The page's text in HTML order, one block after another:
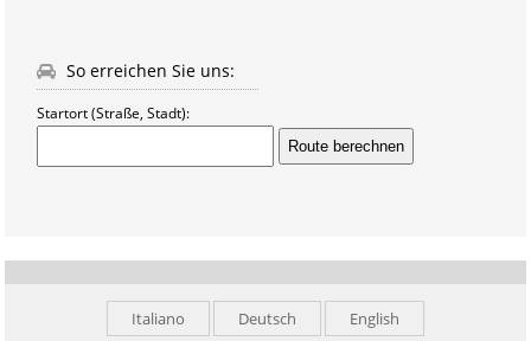
So erreichen Sie uns:
Startort (Straße, Stadt):
Italiano Deutsch English